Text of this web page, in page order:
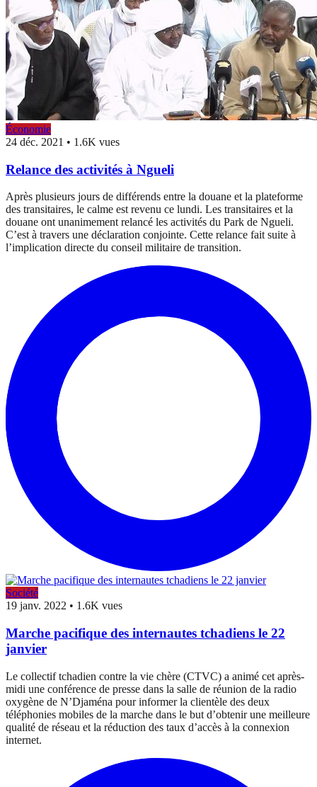
Économie
24 déc. 2021 • 1.6K vues
Relance des activités à Ngueli
Après plusieurs jours de différends entre la douane et la plateforme
des transitaires, le calme est revenu ce lundi. Les transitaires et la
douane ont unanimement relancé les activités du Park de Ngueli.
C’est à travers une déclaration conjointe. Cette relance fait suite à
l’implication directe du conseil militaire de transition.
Société
19 janv. 2022 • 1.6K vues
Marche pacifique des internautes tchadiens le 22
janvier
Le collectif tchadien contre la vie chère (CTVC) a animé cet après-
midi une conférence de presse dans la salle de réunion de la radio
oxygène de N’Djaména pour informer la clientèle des deux
téléphonies mobiles de la marche dans le but d’obtenir une meilleure
qualité de réseau et la réduction des taux d’accès à la connexion
internet.